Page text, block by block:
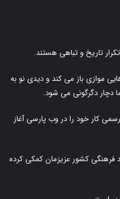
تاریخ و تباهی هستند.
موازی باز می کند و دیدی نو به
دگرگونی می شود.
کار خود را در وب پارسی آغاز
فرهنگی کشور عزیزمان کمکی کرده